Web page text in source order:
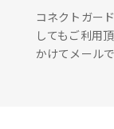
コネクトガー
してもご利用
かけてメール